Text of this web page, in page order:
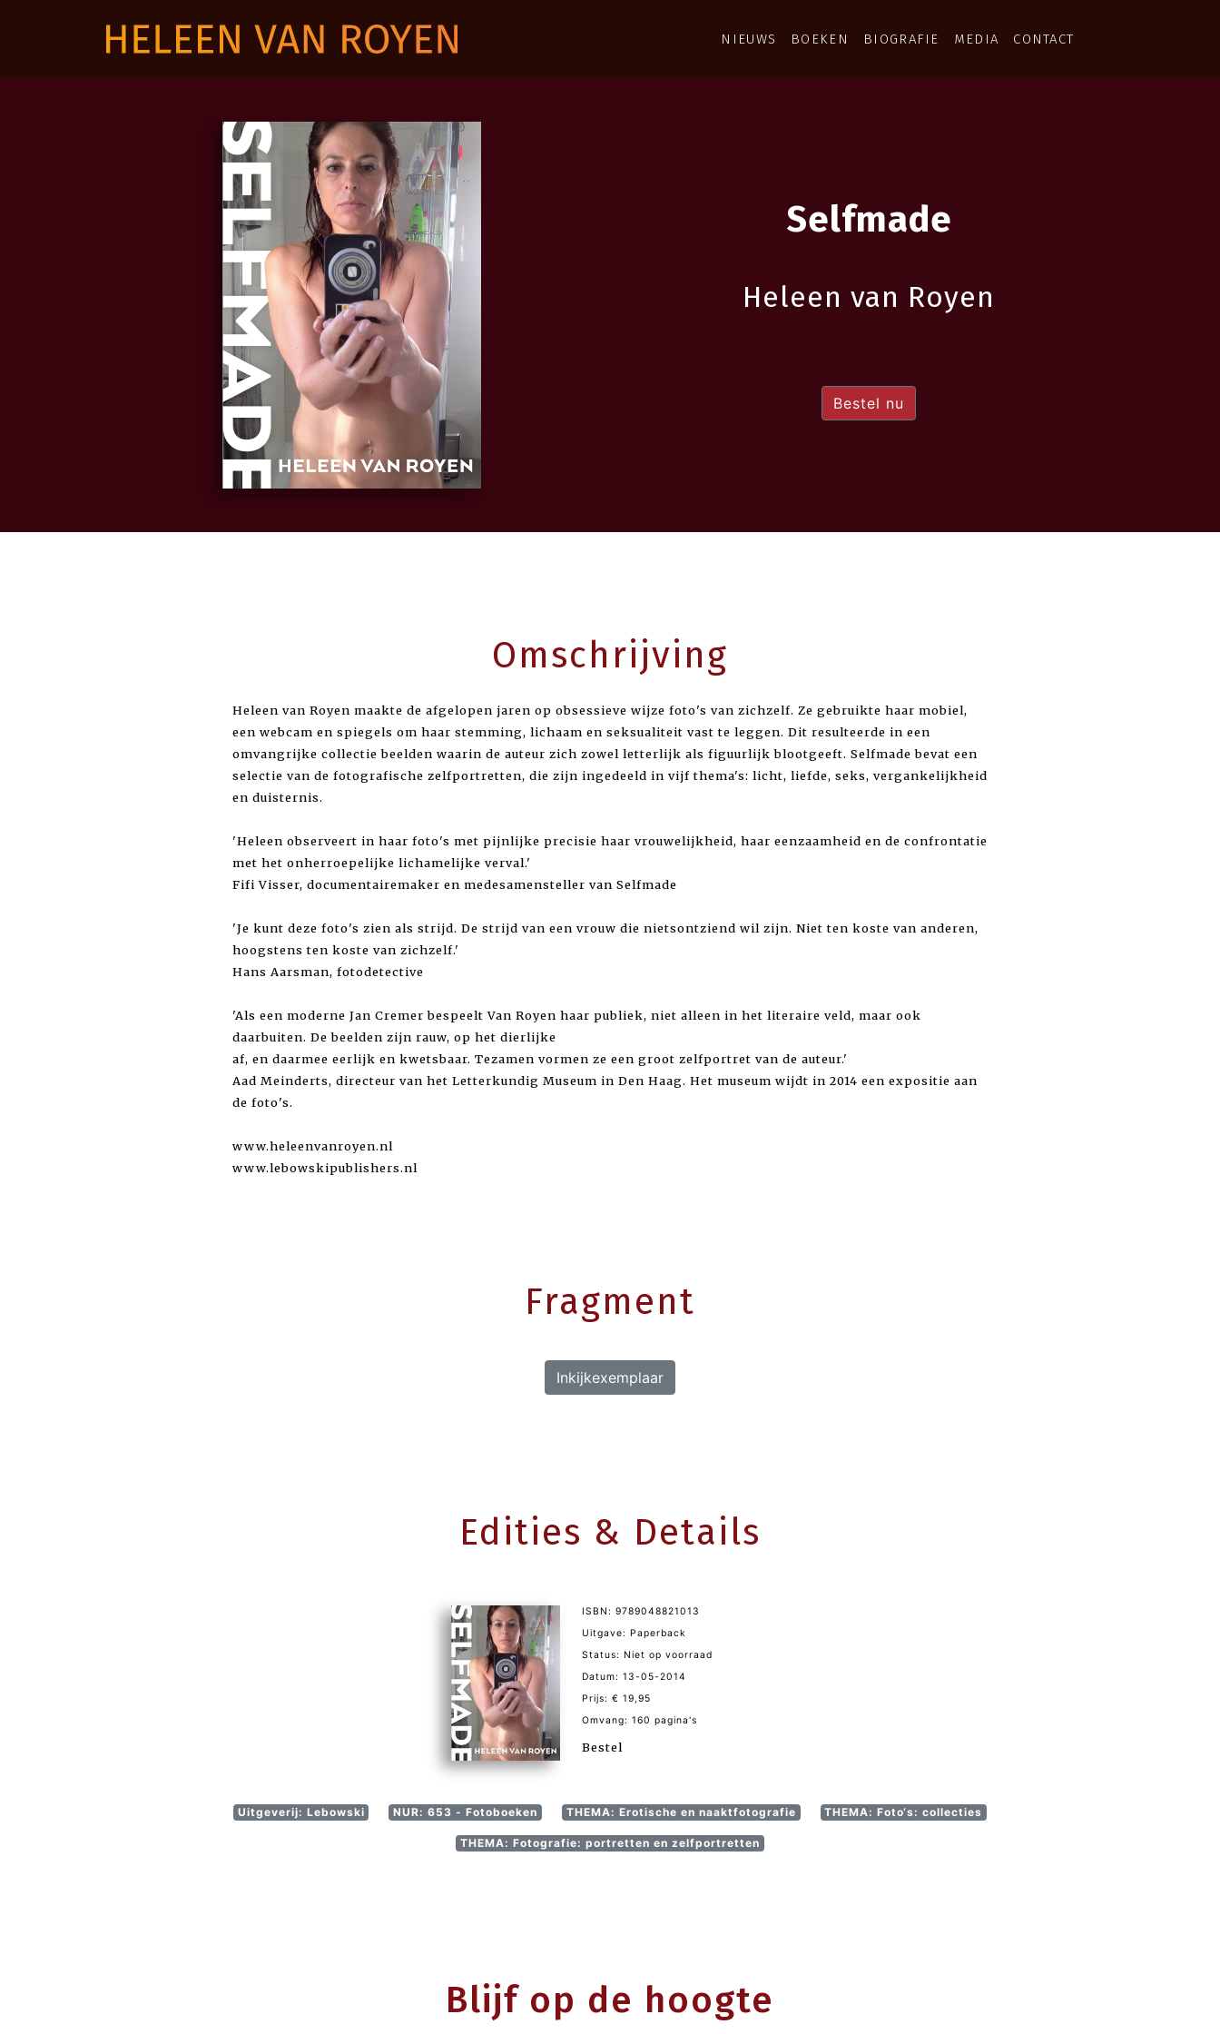
NIEUWS BOEKEN BIOGRAFIE MEDIA CONTACT
Selfmade
Heleen van Royen
Bestel nu
Omschrijving
Heleen van Royen maakte de afgelopen jaren op obsessieve wijze foto's van zichzelf. Ze gebruikte haar mobiel,
een webcam en spiegels om haar stemming, lichaam en seksualiteit vast te leggen. Dit resulteerde in een
omvangrijke collectie beelden waarin de auteur zich zowel letterlijk als figuurlijk blootgeeft. Selfmade bevat een
selectie van de fotografische zelfportretten, die zijn ingedeeld in vijf thema's: licht, liefde, seks, vergankelijkheid
en duisternis.
'Heleen observeert in haar foto's met pijnlijke precisie haar vrouwelijkheid, haar eenzaamheid en de confrontatie
met het onherroepelijke lichamelijke verval.'
Fifi Visser, documentairemaker en medesamensteller van Selfmade
'Je kunt deze foto's zien als strijd. De strijd van een vrouw die nietsontziend wil zijn. Niet ten koste van anderen,
hoogstens ten koste van zichzelf.'
Hans Aarsman, fotodetective
'Als een moderne Jan Cremer bespeelt Van Royen haar publiek, niet alleen in het literaire veld, maar ook
daarbuiten. De beelden zijn rauw, op het dierlijke
af, en daarmee eerlijk en kwetsbaar. Tezamen vormen ze een groot zelfportret van de auteur.'
Aad Meinderts, directeur van het Letterkundig Museum in Den Haag. Het museum wijdt in 2014 een expositie aan
de foto's.
www.heleenvanroyen.nl
www.lebowskipublishers.nl
Fragment
Inkijkexemplaar
Edities & Details
ISBN: 9789048821013
Uitgave: Paperback
Status: Niet op voorraad
Datum: 13-05-2014
Prijs: € 19,95
Omvang: 160 pagina's
Bestel
Uitgeverij: Lebowski NUR: 653 - Fotoboeken THEMA: Erotische en naaktfotografie THEMA: Foto‘s: collecties
THEMA: Fotografie: portretten en zelfportretten
Blijf op de hoogte